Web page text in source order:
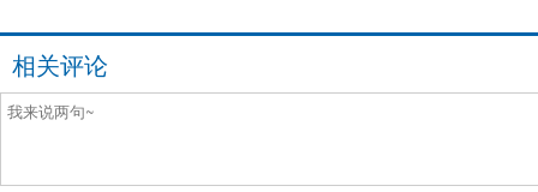
相关评论